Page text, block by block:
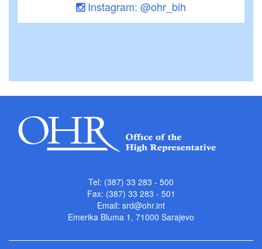
Instagram: @ohr_bih
Tel: (387) 33 283 - 500
Fax: (387) 33 283 - 501
Email: srd@ohr.int
Emerika Bluma 1, 71000 Sarajevo